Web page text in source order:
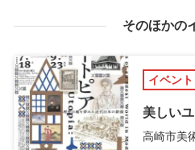
そのほかの
イベント
美しい
高崎市美